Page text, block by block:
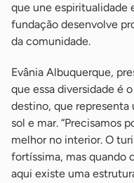
que une espiritualidade
fundação desenvolve
da comunidade.
Evânia Albuquerque,
que essa diversidade é
destino, que representa
sol e mar. “Precisamos
melhor no interior. O
fortíssima, mas quando
aqui existe uma